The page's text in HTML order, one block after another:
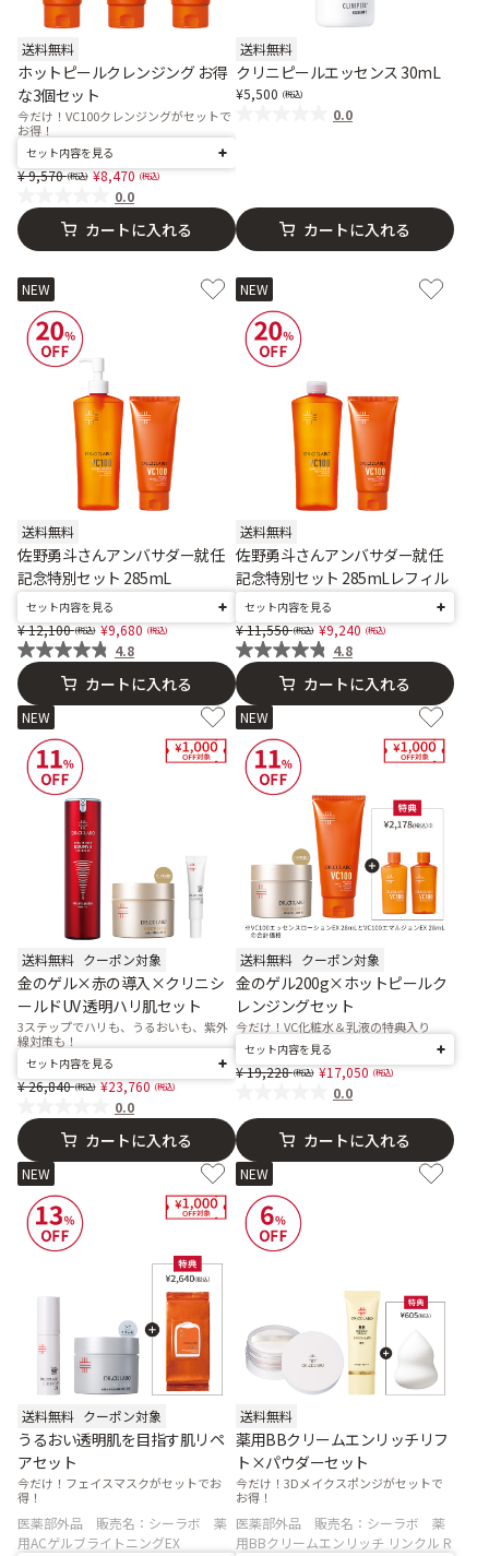
送料無料
ホットピールクレンジング お得
な3個セット
今だけ！VC100クレンジングがセットで
お得！
セット内容を見る
Price reduced from
9,570to
8,470
0.0
カートに入れる
送料無料
クリニピールエッセンス 30mL
5,500
0.0
カートに入れる
NEW
送料無料
佐野勇斗さんアンバサダー就任
記念特別セット 285mL
セット内容を見る
Price reduced from
12,100to
9,680
4.8
カートに入れる
NEW
送料無料
佐野勇斗さんアンバサダー就任
記念特別セット 285mLレフィル
セット内容を見る
Price reduced from
11,550to
9,240
4.8
カートに入れる
NEW
送料無料 クーポン対象
金のゲル×赤の導入×クリニシ
ールドUV 透明ハリ肌セット
3ステップでハリも、うるおいも、紫外
線対策も！
セット内容を見る
Price reduced from
26,840to
23,760
0.0
カートに入れる
NEW
送料無料 クーポン対象
金のゲル200g×ホットピールク
レンジングセット
今だけ！VC化粧水＆乳液の特典入り
セット内容を見る
Price reduced from
19,228to
17,050
0.0
カートに入れる
NEW
送料無料 クーポン対象
うるおい透明肌を目指す肌リペ
アセット
今だけ！フェイスマスクがセットでお
得！
医薬部外品 販売名：シーラボ 薬
用ACゲルブライトニングEX
NEW
送料無料
薬用BBクリームエンリッチリフ
ト×パウダーセット
今だけ！3Dメイクスポンジがセットで
お得！
医薬部外品 販売名：シーラボ 薬
用BBクリームエンリッチ リンクル R